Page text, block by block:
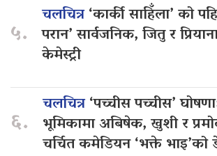
५.
चलचित्र‘कार्की साहिँला’ को
परान’ सार्वजनिक, जितु र
केमेस्ट्री
६.
चलचित्र‘पच्चीस पच्चीस’
भूमिकामा अबिषेक, खुशी र
चर्चित कमेडियन ‘भक्ते भाइ’को